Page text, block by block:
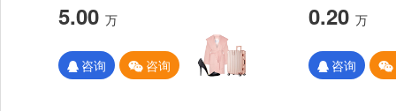
5.00 万
咨询 咨询
0.20万
咨询